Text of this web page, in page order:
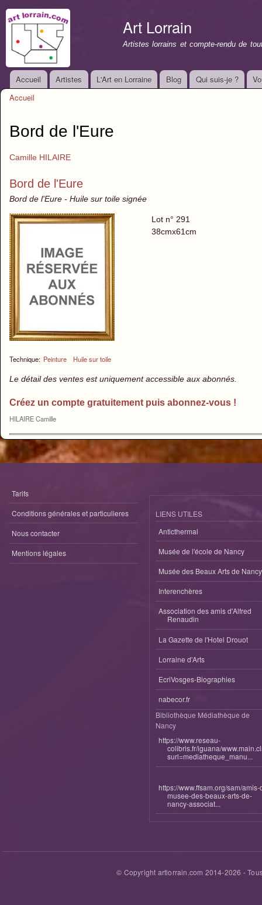
Art Lorrain
Artistes lorrains et compte-rendu de
Menu principal
Accueil Artistes L'Art en Lorraine Blog Qui suis-je ?
Accueil
Bord de l'Eure
Camille HILAIRE
Bord de l'Eure
Bord de l'Eure - Huile sur toile signée
Technique: Peinture Huile sur toile
Lot n° 291
38cmx61cm
Le détail des ventes est uniquement accessible aux abonnés.
Créez un compte gratuitement puis abonnez-vous !
HILAIRE Camille
Tarifs
Conditions générales et particulieres
Nous contacter
Mentions légales
LIENS UTILES
Anticthermal
Musée de l'école de Nancy
Musée des Beaux Arts de Nancy
Interenchères
Association des amis d'Alfred
Renaudin
La Gazette de l'Hotel Drouot
Lorraine d'Arts
EcriVosges-Biographies
nabecor.fr
Bibliothèque Médiathèque de
Nancy
https://www.reseau-
colibris.fr/iguana/
surl=mediatheque_manu...
https://www.ffsam.org/sam/amis-
musee-des-beaux-arts-de-
nancy-associat...
© Copyright artlorrain.com 2014-2026 -